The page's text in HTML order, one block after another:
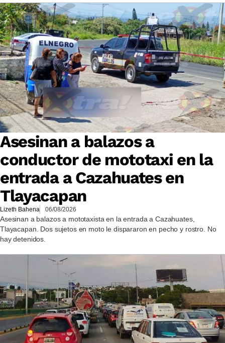
Asesinan a balazos a
conductor de mototaxi en la
entrada a Cazahuates en
Tlayacapan
Lizeth Bahena 06/08/2026
Asesinan a balazos a mototaxista en la entrada a Cazahuates,
Tlayacapan. Dos sujetos en moto le dispararon en pecho y rostro. No
hay detenidos.